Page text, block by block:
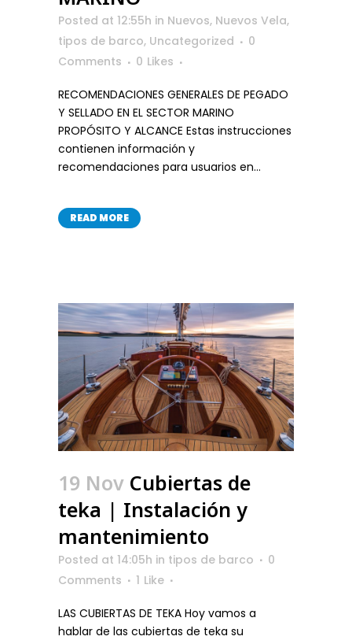
Posted at 12:55h in Nuevos, Nuevos Vela,
tipos de barco, Uncategorized
0
Comments
0 Likes
RECOMENDACIONES GENERALES DE PEGADO
Y SELLADO EN EL SECTOR MARINO
PROPÓSITO Y ALCANCE Estas instrucciones
contienen información y
recomendaciones para usuarios en...
READ MORE
19 Nov Cubiertas de
teka | Instalación y
mantenimiento
Posted at 14:05h in tipos de barco
0
Comments
1 Like
LAS CUBIERTAS DE TEKA Hoy vamos a
hablar de las cubiertas de teka su